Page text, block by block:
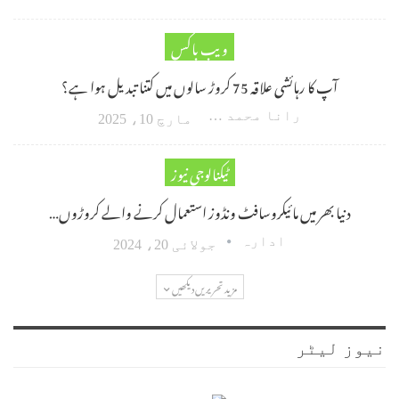
ویب باکس
آپ کا رہائشی علاقہ 75 کروڑ سالوں میں کتنا تبدیل ہوا ہے؟
رانا محمد امین اکبر مارچ 10، 2025
ٹیکنالوجی نیوز
دنیا بھر میں مائیکروسافٹ ونڈوز استعمال کرنے والے کروڑوں…
ادارہ جولائی 20، 2024
مزید تحریریں دیکھیں
نیوز لیٹر